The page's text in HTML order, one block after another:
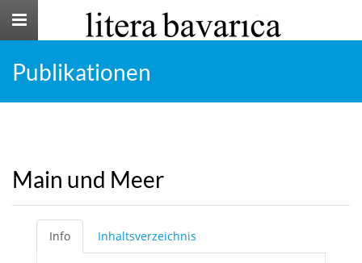
Toggle
Publikationen
Main und Meer
Info Inhaltsverzeichnis